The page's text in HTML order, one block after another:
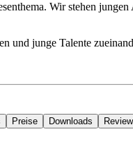
Wir stehen
und junge Talente
Preise Downloads